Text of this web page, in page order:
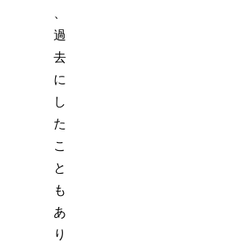
過
去
に
し
た
こ
と
も
あ
り